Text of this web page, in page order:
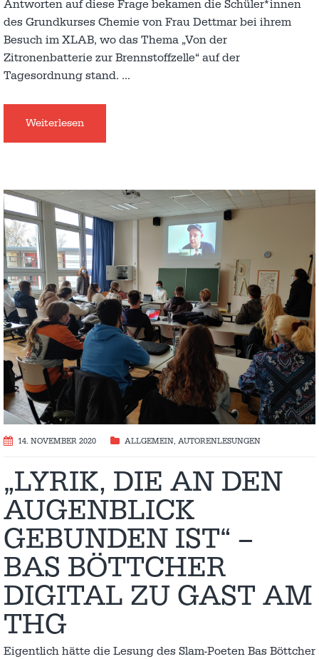
Antworten auf diese Frage bekamen die Schüler*innen
des Grundkurses Chemie von Frau Dettmar bei ihrem
Besuch im XLAB, wo das Thema „Von der
Zitronenbatterie zur Brennstoffzelle“ auf der
Tagesordnung stand. …
Weiterlesen
14. NOVEMBER 2020 ALLGEMEIN, AUTORENLESUNGEN
„LYRIK, DIE AN DEN
AUGENBLICK
GEBUNDEN IST“ –
BAS BÖTTCHER
DIGITAL ZU GAST AM
THG
Eigentlich hätte die Lesung des Slam-Poeten Bas Böttcher